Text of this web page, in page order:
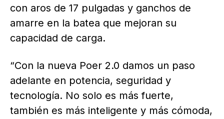
con aros de 17 pulgadas y ganchos de
amarre en la batea que mejoran su
capacidad de carga.
“Con la nueva Poer 2.0 damos un paso
adelante en potencia, seguridad y
tecnología. No solo es más fuerte,
también es más inteligente y más cómoda,